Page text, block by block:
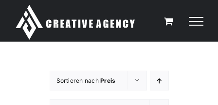
Inhalt
springen
Sortieren nachPreis